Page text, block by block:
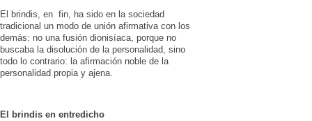
El brindis, en fin, ha sido en la socie­dad
tradicional un modo de unión afir­mativa con los
demás: no una fusión dionisíaca, porque no
buscaba la disolu­ción de la personalidad, sino
todo lo contrario: la afirmación noble de la
personalidad propia y ajena.
El brindis en entredicho